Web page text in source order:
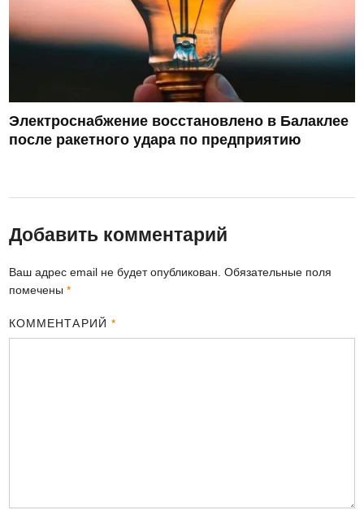
Электроснабжение восстановлено в Балаклее
после ракетного удара по предприятию
Добавить комментарий
Ваш адрес email не будет опубликован. Обязательные поля
помечены*
КОММЕНТАРИЙ *